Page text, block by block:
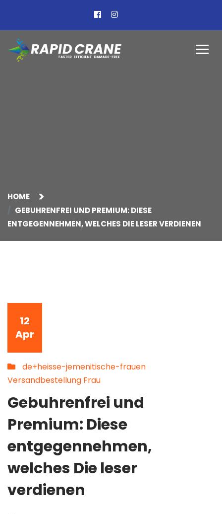
HOME
GEBUHRENFREI UND PREMIUM: DIESE
ENTGEGENNEHMEN, WELCHES DIE LESER VERDIENEN
12
Apr
de+heisse-jemenitische-frauen
Versandbestellung Frau
Gebuhrenfrei und
Premium: Diese
entgegennehmen,
welches Die leser
verdienen